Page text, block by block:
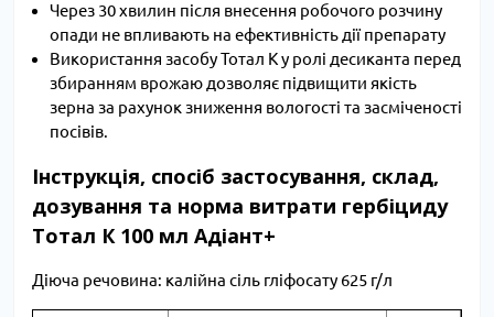
Через 30 хвилин після внесення робочого розчину
опади не впливають на ефективність дії препарату
Використання засобу Тотал К у ролі десиканта перед
збиранням врожаю дозволяє підвищити якість
зерна за рахунок зниження вологості та засміченості
посівів.
Інструкція, спосіб застосування, склад,
дозування та норма витрати гербіциду
Тотал К 100 мл Адіант+
Діюча речовина: калійна сіль гліфосату 625 г/л